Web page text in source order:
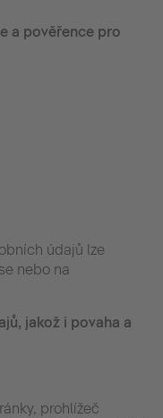
a pověřence pro
údajů lze
nebo na
jakož i povaha a
prohlížeč